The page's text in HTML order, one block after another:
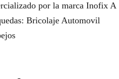
por la marca Inofix A
Bricolaje Automovil